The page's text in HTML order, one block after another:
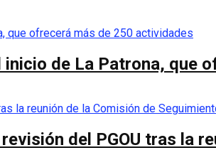
de La Patrona, que
del PGOU tras la